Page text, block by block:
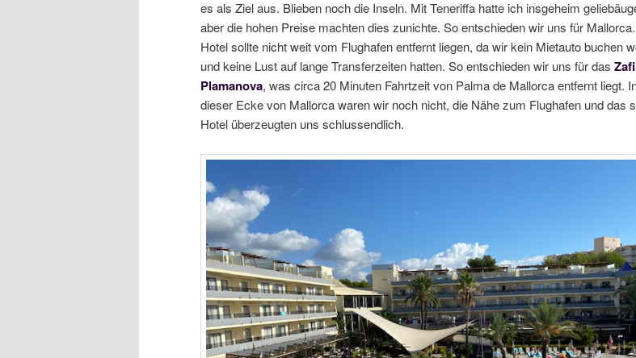
es als Ziel aus. Blieben noch die Inseln. Mit Teneriffa hatte ich insgeheim
aber die hohen Preise machten dies zunichte. So entschieden wir uns für
Hotel sollte nicht weit vom Flughafen entfernt liegen, da wir kein Mietauto buchen
und keine Lust auf lange Transferzeiten hatten. So entschieden wir uns für das
Plamanova, was circa 20 Minuten Fahrtzeit von Palma de Mallorca entfernt liegt.
dieser Ecke von Mallorca waren wir noch nicht, die Nähe zum Flughafen und das
Hotel überzeugten uns schlussendlich.